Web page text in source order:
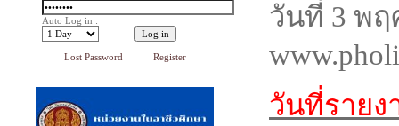
Auto Log in :
Lost Password Register
วันที่ 3 พฤ
วันที่รายง